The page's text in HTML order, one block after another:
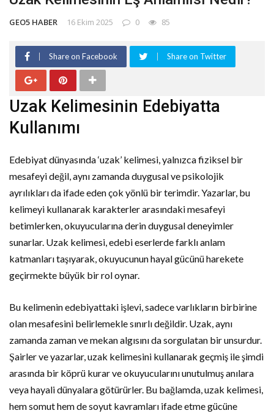
GEO5 HABER 16 Ekim 2025 0 85
Share on Facebook Share on Twitter
Uzak Kelimesinin Edebiyatta
Kullanımı
Edebiyat dünyasında ‘uzak’ kelimesi, yalnızca fiziksel bir
mesafeyi değil, aynı zamanda duygusal ve psikolojik
ayrılıkları da ifade eden çok yönlü bir terimdir. Yazarlar, bu
kelimeyi kullanarak karakterler arasındaki mesafeyi
betimlerken, okuyucularına derin duygusal deneyimler
sunarlar. Uzak kelimesi, edebi eserlerde farklı anlam
katmanları taşıyarak, okuyucunun hayal gücünü harekete
geçirmekte büyük bir rol oynar.
Bu kelimenin edebiyattaki işlevi, sadece varlıkların birbirine
olan mesafesini belirlemekle sınırlı değildir. Uzak, aynı
zamanda zaman ve mekan algısını da sorgulatan bir unsurdur.
Şairler ve yazarlar, uzak kelimesini kullanarak geçmiş ile şimdi
arasında bir köprü kurar ve okuyucularını unutulmuş anılara
veya hayali dünyalara götürürler. Bu bağlamda, uzak kelimesi,
hem somut hem de soyut kavramları ifade etme gücüne